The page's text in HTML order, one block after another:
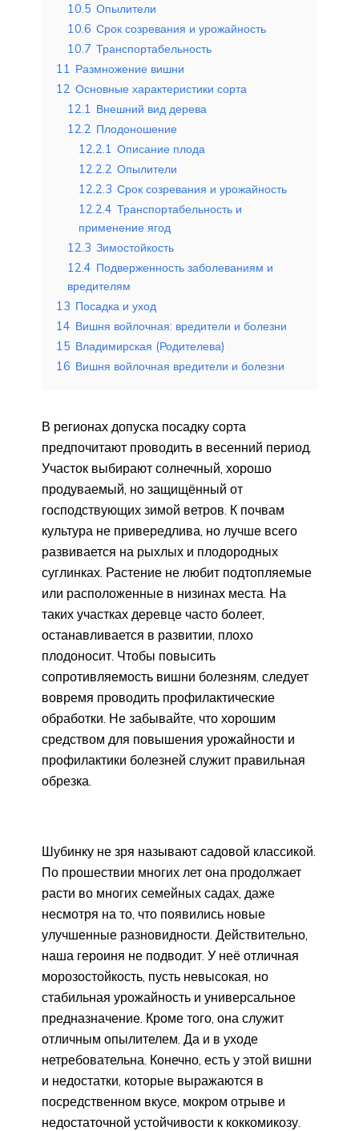
10.5 Опылители
10.6 Срок созревания и урожайность
10.7 Транспортабельность
11 Размножение вишни
12 Основные характеристики сорта
12.1 Внешний вид дерева
12.2 Плодоношение
12.2.1 Описание плода
12.2.2 Опылители
12.2.3 Срок созревания и урожайность
12.2.4 Транспортабельность и
применение ягод
12.3 Зимостойкость
12.4 Подверженность заболеваниям и
вредителям
13 Посадка и уход
14 Вишня войлочная: вредители и болезни
15 Владимирская (Родителева)
16 Вишня войлочная вредители и болезни
В регионах допуска посадку сорта
предпочитают проводить в весенний период.
Участок выбирают солнечный, хорошо
продуваемый, но защищённый от
господствующих зимой ветров. К почвам
культура не привередлива, но лучше всего
развивается на рыхлых и плодородных
суглинках. Растение не любит подтопляемые
или расположенные в низинах места. На
таких участках деревце часто болеет,
останавливается в развитии, плохо
плодоносит. Чтобы повысить
сопротивляемость вишни болезням, следует
вовремя проводить профилактические
обработки. Не забывайте, что хорошим
средством для повышения урожайности и
профилактики болезней служит правильная
обрезка.
Шубинку не зря называют садовой классикой.
По прошествии многих лет она продолжает
расти во многих семейных садах, даже
несмотря на то, что появились новые
улучшенные разновидности. Действительно,
наша героиня не подводит. У неё отличная
морозостойкость, пусть невысокая, но
стабильная урожайность и универсальное
предназначение. Кроме того, она служит
отличным опылителем. Да и в уходе
нетребовательна. Конечно, есть у этой вишни
и недостатки, которые выражаются в
посредственном вкусе, мокром отрыве и
недостаточной устойчивости к коккомикозу.